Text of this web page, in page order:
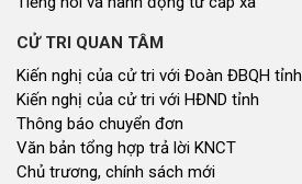
CỬ TRI QUAN TÂM
Kiến nghị của cử tri với Đoàn ĐBQH tỉnh
Kiến nghị của cử tri với HĐND tỉnh
Thông báo chuyển đơn
Văn bản tổng hợp trả lời KNCT
Chủ trương, chính sách mới